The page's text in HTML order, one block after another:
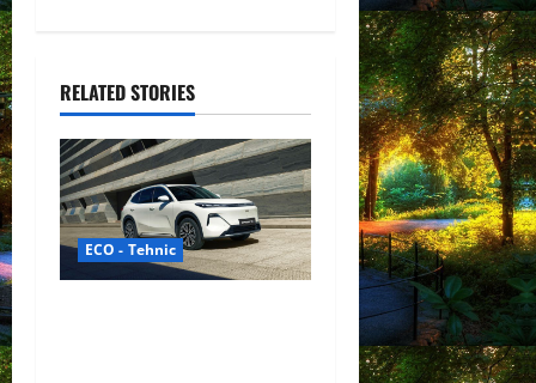
i
g
a
t
i
RELATED STORIES
ECO - Tehnic